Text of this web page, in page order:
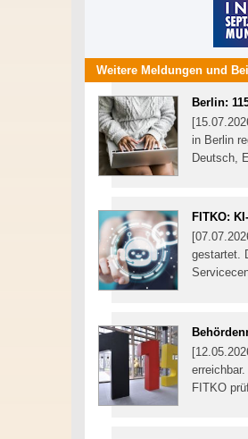
Weitere Meldungen und
Berlin:
in Berlin
Deutsch,
FITKO:
gestartet.
FITKO